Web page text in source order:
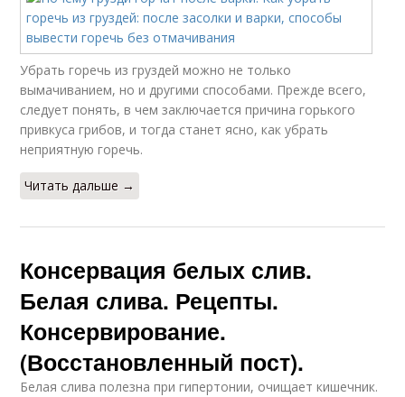
Убрать горечь из груздей можно не только
вымачиванием, но и другими способами. Прежде всего,
следует понять, в чем заключается причина горького
привкуса грибов, и тогда станет ясно, как убрать
неприятную горечь.
Читать дальше →
Консервация белых слив.
Белая слива. Рецепты.
Консервирование.
(Восстановленный пост).
Белая слива полезна при гипертонии, очищает кишечник.